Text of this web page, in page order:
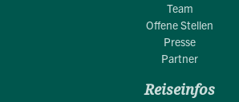
Team
Offene Stellen
Presse
Partner
Reiseinfos